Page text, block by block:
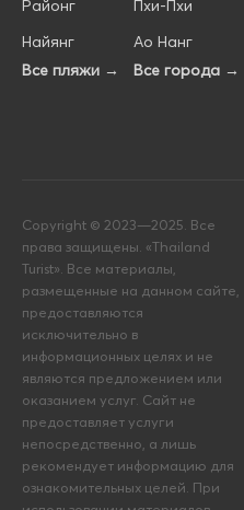
Районг
Найянг
Все пляжи →
Пхи-Пхи
Ао Нанг
Все города →
Copyright © 2023—2025. Все
права защищены. «Thailand
Turist». Все материалы,
размещенные на данном сайте,
предоставляются
исключительно в
информационных целях и не
являются предложением или
оказанием услуг. Сайт не
предоставляет услуги
непосредственно, а лишь
рекомендует информацию для
ознакомительных целей. При